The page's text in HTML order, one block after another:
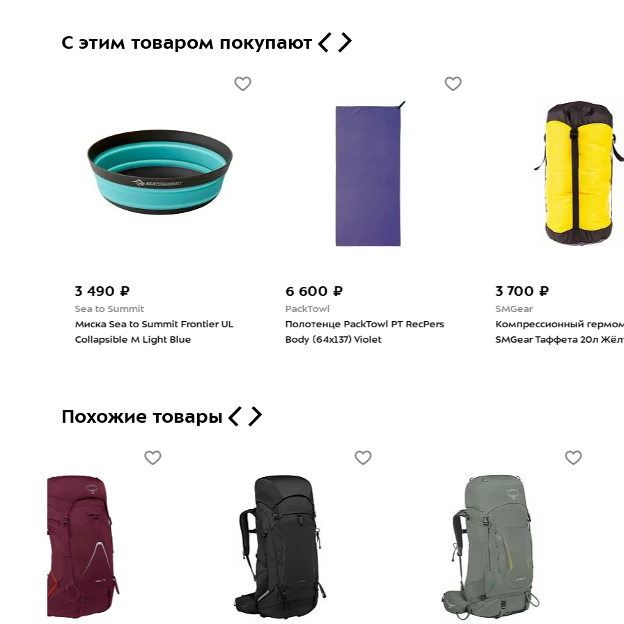
С этим товаром покупают
6 600 ₽
PackTowl
Полотенце PackTowl PT RecPers
Body (64x137) Violet
3 700 ₽
SMGear
Компрессионный гермомешок
SMGear Таффета 20л Жёлтый
700 ₽
Спорт-Марафон
Аутдор-викторина «Сам
шлямбур!» (коллекция
Похожие товары